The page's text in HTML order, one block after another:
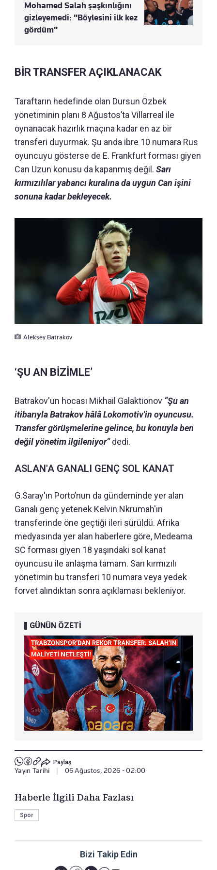
Mohamed Salah şaşkınlığını
gizleyemedi: "Böylesini ilk kez
gördüm"
BİR TRANSFER AÇIKLANACAK
Taraftarın hedefinde olan Dursun Özbek
yönetiminin planı 8 Ağustos’ta Villarreal ile
oynanacak hazırlık maçına kadar en az bir
transferi duyurmak. Şu anda ibre 10 numara Rus
oyuncuyu gösterse de E. Frankfurt forması giyen
Can Uzun konusu da kapanmış değil. Sarı
kırmızılılar yabancı kuralına da uygun Can işini
sonuna kadar bekleyecek.
Aleksey Batrakov
‘ŞU AN BİZİMLE’
Batrakov'un hocası Mikhail Galaktionov “Şu an
itibarıyla Batrakov hâlâ Lokomotiv'in oyuncusu.
Transfer görüşmelerine gelince, bu konuyla ben
değil yönetim ilgileniyor”dedi.
ASLAN'A GANALI GENÇ SOL KANAT
G.Saray'ın Porto’nun da gündeminde yer alan
Ganalı genç yetenek Kelvin Nkrumah'ın
transferinde öne geçtiği ileri sürüldü. Afrika
medyasında yer alan haberlere göre, Medeama
SC forması giyen 18 yaşındaki sol kanat
oyuncusu ile anlaşma tamam. Sarı kırmızılı
yönetimin bu transferi 10 numara veya yedek
forvet alındıktan sonra açıklaması bekleniyor.
GÜNÜN ÖZETİ
Paylaş
Yayın Tarihi 06 Ağustos, 2026 - 02:00
Haberle İlgili Daha Fazlası
Spor
Bizi Takip Edin